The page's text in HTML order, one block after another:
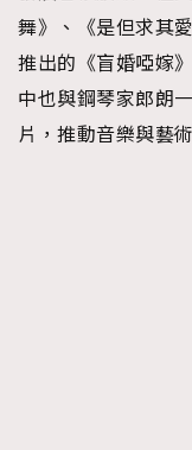
舞》、《是但求其
推出的《盲婚啞嫁
中也與鋼琴家郎朗
片，推動音樂與藝